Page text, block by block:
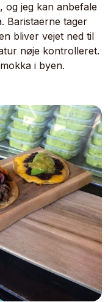
og jeg kan anbefale
Baristaerne tager
bliver vejet ned til
nøje kontrolleret.
i byen.